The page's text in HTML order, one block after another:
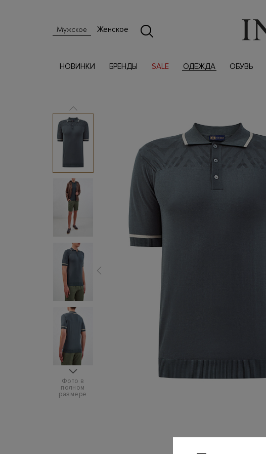
Мужское Женское
НОВИНКИ БРЕНДЫ SALE ОДЕЖДА ОБУВЬ
Фото в
полном
размере